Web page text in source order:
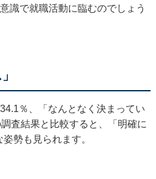
識で就職活動に臨むのでしょう
％、「なんとなく決まってい
査結果と比較すると、「明確に
勢も見られます。